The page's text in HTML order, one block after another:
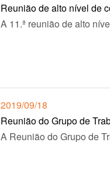
Reunião de alto nível de
A 11.ª reunião de alto
2019/09/18
Reunião do Grupo de
A Reunião do Grupo de